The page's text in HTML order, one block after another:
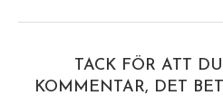
TACK FÖR ATT
KOMMENTAR, DET